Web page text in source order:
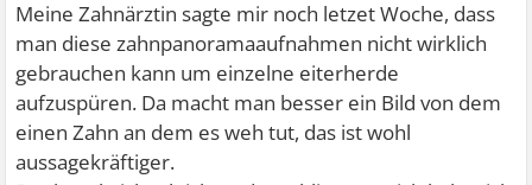
Meine Zahnärztin sagte mir noch letzet Woche, dass
man diese zahnpanoramaaufnahmen nicht wirklich
gebrauchen kann um einzelne eiterherde
aufzuspüren. Da macht man besser ein Bild von dem
einen Zahn an dem es weh tut, das ist wohl
aussagekräftiger.